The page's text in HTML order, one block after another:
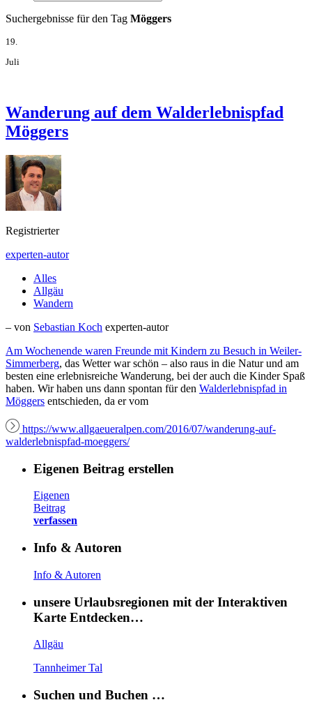
Suchergebnisse für den Tag Möggers
19.
Juli
Wanderung auf dem Walderlebnispfad
Möggers
Registrierter
experten-autor
Alles
Allgäu
Wandern
– von Sebastian Koch experten-autor
Am Wochenende waren Freunde mit Kindern zu Besuch in Weiler-
Simmerberg, das Wetter war schön – also raus in die Natur und am
besten eine erlebnisreiche Wanderung, bei der auch die Kinder Spaß
haben. Wir haben uns dann spontan für den Walderlebnispfad in
Möggers entschieden, da er vom
https://www.allgaeueralpen.com/2016/07/wanderung-auf-
walderlebnispfad-moeggers/
Eigenen Beitrag erstellen
Eigenen
Beitrag
verfassen
Info & Autoren
Info & Autoren
unsere Urlaubsregionen mit der Interaktiven
Karte Entdecken…
Allgäu
Tannheimer Tal
Suchen und Buchen …